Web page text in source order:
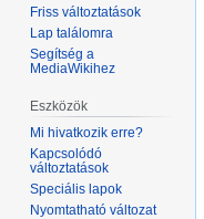
Friss változtatások
Lap találomra
Segítség a
MediaWikihez
Eszközök
Mi hivatkozik erre?
Kapcsolódó
változtatások
Speciális lapok
Nyomtatható változat